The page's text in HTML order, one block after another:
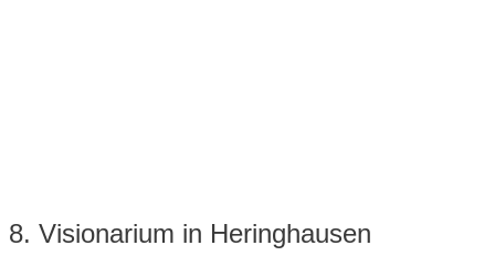
8. Visionarium in Heringhausen